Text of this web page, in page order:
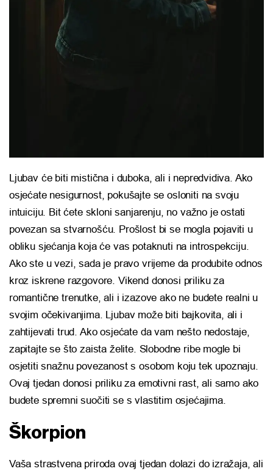
Ljubav će biti mistična i duboka, ali i nepredvidiva. Ako
osjećate nesigurnost, pokušajte se osloniti na svoju
intuiciju. Bit ćete skloni sanjarenju, no važno je ostati
povezan sa stvarnošću. Prošlost bi se mogla pojaviti u
obliku sjećanja koja će vas potaknuti na introspekciju.
Ako ste u vezi, sada je pravo vrijeme da produbite odnos
kroz iskrene razgovore. Vikend donosi priliku za
romantične trenutke, ali i izazove ako ne budete realni u
svojim očekivanjima. Ljubav može biti bajkovita, ali i
zahtijevati trud. Ako osjećate da vam nešto nedostaje,
zapitajte se što zaista želite. Slobodne ribe mogle bi
osjetiti snažnu povezanost s osobom koju tek upoznaju.
Ovaj tjedan donosi priliku za emotivni rast, ali samo ako
budete spremni suočiti se s vlastitim osjećajima.
Škorpion
Vaša strastvena priroda ovaj tjedan dolazi do izražaja, ali